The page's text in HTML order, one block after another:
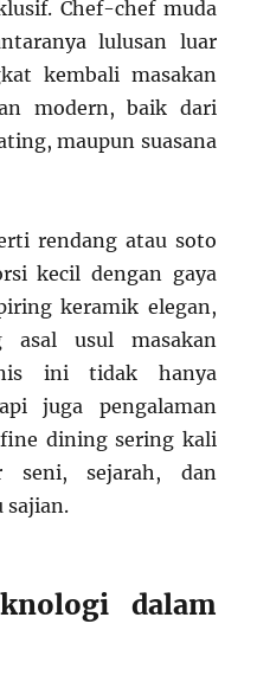
Chef-chef muda
lulusan luar
kembali masakan
modern, baik dari
maupun suasana
rendang atau soto
kecil dengan gaya
keramik elegan,
asal usul masakan
ini tidak hanya
juga pengalaman
dining sering kali
seni, sejarah, dan
sajian.
dalam